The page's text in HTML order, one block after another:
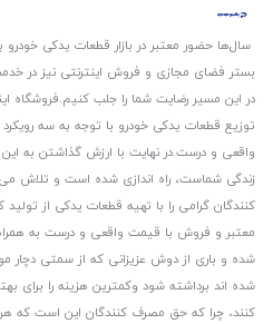
سال‌ها حضور معتبر در بازار قطعات یدکی
بستر فضای مجازی و فروش اینترنتی نیز در
در این مسیر رضایت شما را جلب کنیم.فروشگاه
توزیع قطعات یدکی خودرو با توجه به سه
واقعی و درست.در نهایت با ارزش گذاشتن به
زندگی شماست، راه اندازی شده است و تلاش
کنندگان گرامی را با تهیه قطعات یدکی از تولید
معتبر و فروش با قیمت واقعی و درست به
شده و باری از دوش عزیزانی که از سمتی دچار
شده اند برداشته شود و‌کمترین هزینه را برای
کنند، چرا که حق مصرف کنندگان این است که